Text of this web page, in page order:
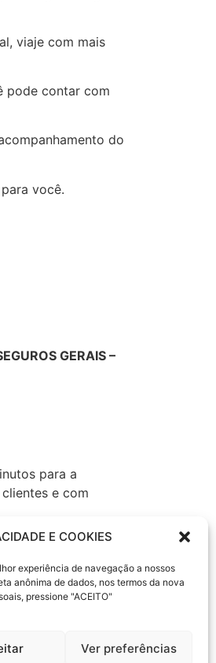
E COOKIES
experiência de navegação a nossos
anônima de dados, nos termos da nova
pressione "ACEITO"
Ver preferências
viaje com mais
pode contar com
do
você.
GERAIS –
para a
e com
Patrimonial,
e Cartão de